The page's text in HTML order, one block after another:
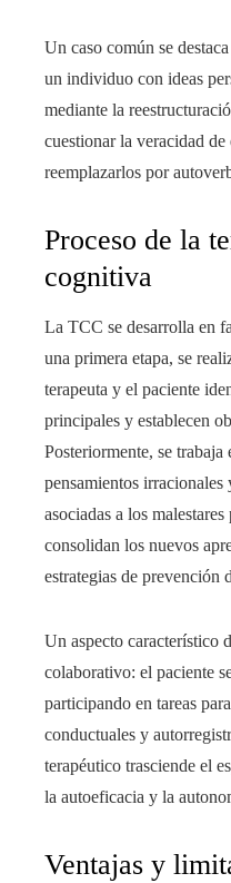
Un caso común se
un individuo con ideas
mediante la
cuestionar la veracidad de
reemplazarlos por
Proceso de la
cognitiva
La TCC se desarrolla en
una primera etapa, se
terapeuta y el paciente
principales y establecen
Posteriormente, se
pensamientos
asociadas a los
consolidan los nuevos
estrategias de prevención
Un aspecto característico
colaborativo: el paciente
participando en tareas
conductuales y
terapéutico trasciende el
la autoeficacia y la
Ventajas y